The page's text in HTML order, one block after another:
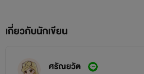
เกี่ยวกับนักเขียน
ศรัณยวัต